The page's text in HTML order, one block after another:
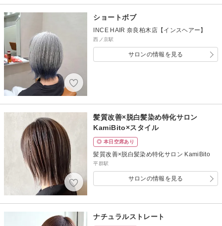
ショートボブ
INCE HAIR 奈良柏木店【インスヘアー】
西ノ京駅
サロンの情報を見る
髪質改善×脱白髪染め特化サロン
KamiBito×スタイル
◎ 本日空席あり
髪質改善×脱白髪染め特化サロン KamiBito
平群駅
サロンの情報を見る
ナチュラルストレート